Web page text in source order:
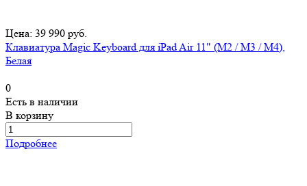
Цена: 39 990 руб.
Клавиатура Magic Keyboard для iPad Air 11" (M2 / M3 / M4),
Белая
0
Есть в наличии
В корзину
Подробнее